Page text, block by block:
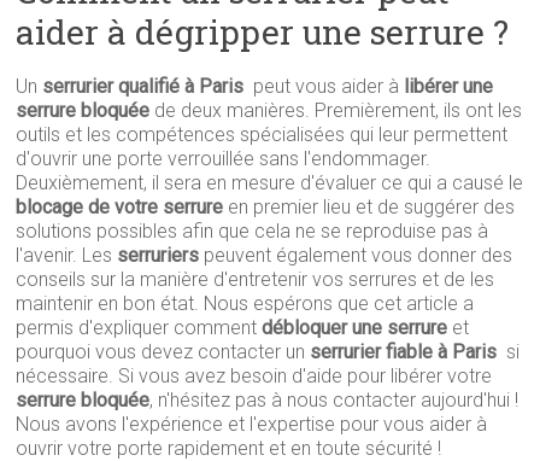
aider à dégripper une serrure ?
Un serrurier qualifié à Paris peut vous aider à libérer une
serrure bloquée de deux manières. Premièrement, ils ont les
outils et les compétences spécialisées qui leur permettent
d'ouvrir une porte verrouillée sans l'endommager.
Deuxièmement, il sera en mesure d'évaluer ce qui a causé le
blocage de votre serrure en premier lieu et de suggérer des
solutions possibles afin que cela ne se reproduise pas à
l'avenir. Les serruriers peuvent également vous donner des
conseils sur la manière d'entretenir vos serrures et de les
maintenir en bon état. Nous espérons que cet article a
permis d'expliquer commentdébloquer une serrure et
pourquoi vous devez contacter un serrurier fiable à Paris si
nécessaire. Si vous avez besoin d'aide pour libérer votre
serrure bloquée, n'hésitez pas à nous contacter aujourd'hui !
Nous avons l'expérience et l'expertise pour vous aider à
ouvrir votre porte rapidement et en toute sécurité !